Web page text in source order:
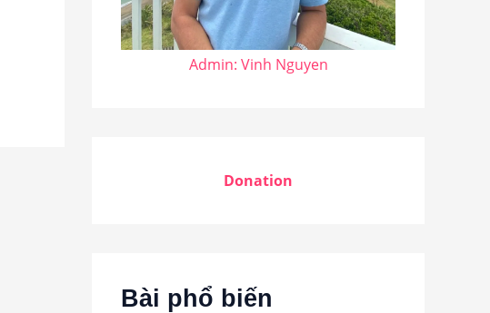
Admin: Vinh Nguyen
Donation
Bài phổ biến